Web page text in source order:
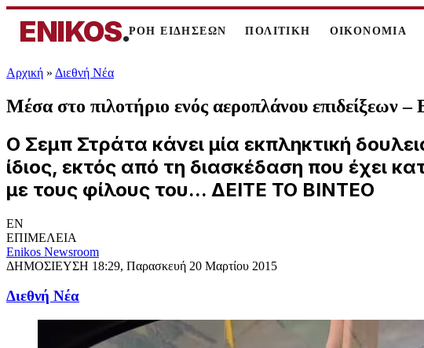
ENIKOS.ΡΟΗ ΕΙΔΗΣΕΩΝ ΠΟΛΙΤΙΚΗ ΟΙΚΟΝΟΜΙΑ
Αρχική » Διεθνή Νέα
Μέσα στο πιλοτήριο ενός αεροπλάνου επιδείξεων
Ο Σεμπ Στράτα κάνει μία εκπληκτική
ίδιος, εκτός από τη διασκέδαση που έχει
με τους φίλους του... ΔΕΙΤΕ ΤΟ ΒΙΝΤΕΟ
EN
ΕΠΙΜΕΛΕΙΑ
Enikos Newsroom
ΔΗΜΟΣΙΕΥΣΗ 18:29, Παρασκευή 20 Μαρτίου 2015
Διεθνή Νέα